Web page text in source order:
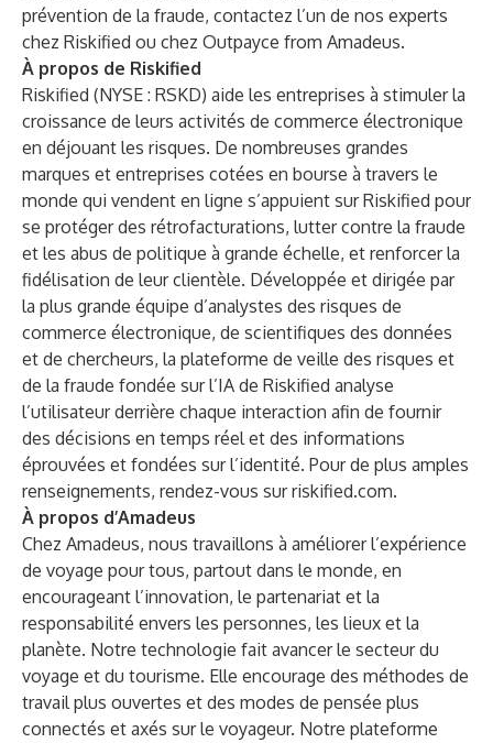
prévention de la fraude, contactez l’un de nos experts
chez Riskified ou chez Outpayce from Amadeus.
À propos de Riskified
Riskified (NYSE : RSKD) aide les entreprises à stimuler la
croissance de leurs activités de commerce électronique
en déjouant les risques. De nombreuses grandes
marques et entreprises cotées en bourse à travers le
monde qui vendent en ligne s’appuient sur Riskified pour
se protéger des rétrofacturations, lutter contre la fraude
et les abus de politique à grande échelle, et renforcer la
fidélisation de leur clientèle. Développée et dirigée par
la plus grande équipe d’analystes des risques de
commerce électronique, de scientifiques des données
et de chercheurs, la plateforme de veille des risques et
de la fraude fondée sur l’IA de Riskified analyse
l’utilisateur derrière chaque interaction afin de fournir
des décisions en temps réel et des informations
éprouvées et fondées sur l’identité. Pour de plus amples
renseignements, rendez-vous sur riskified.com.
À propos d’Amadeus
Chez Amadeus, nous travaillons à améliorer l’expérience
de voyage pour tous, partout dans le monde, en
encourageant l’innovation, le partenariat et la
responsabilité envers les personnes, les lieux et la
planète. Notre technologie fait avancer le secteur du
voyage et du tourisme. Elle encourage des méthodes de
travail plus ouvertes et des modes de pensée plus
connectés et axés sur le voyageur. Notre plateforme